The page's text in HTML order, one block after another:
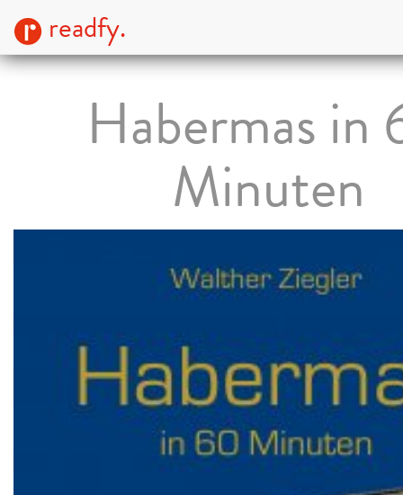
readfy.
Habermas in
Minuten